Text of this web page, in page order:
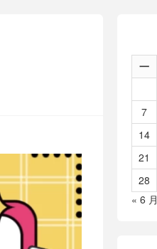
一
7
14
21
28
« 6 月